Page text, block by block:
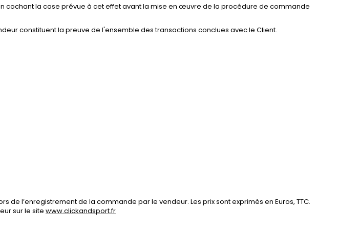
cochant la case prévue à cet effet avant la mise en œuvre de la procédure de commande
constituent la preuve de l'ensemble des transactions conclues avec le Client.
de l’enregistrement de la commande par le vendeur. Les prix sont exprimés en Euros, TTC.
sur le site www.clickandsport.fr